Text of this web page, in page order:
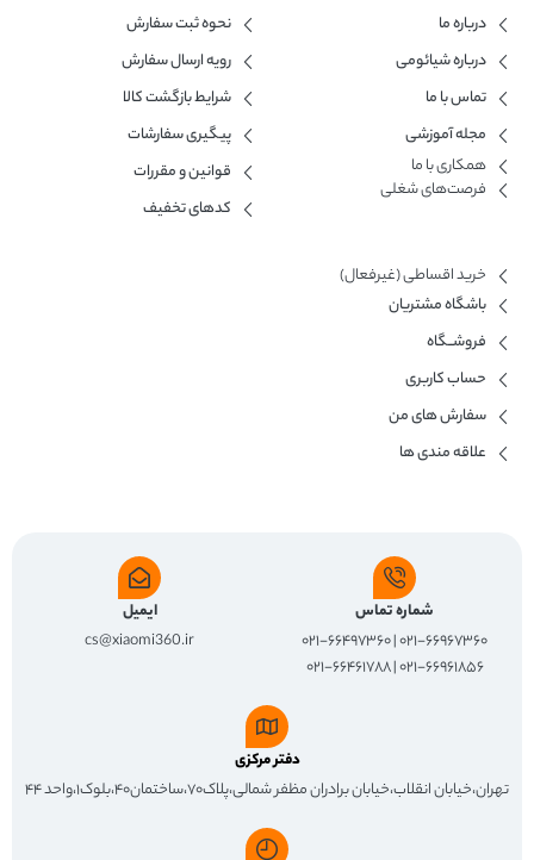
درباره ما
درباره شیائومی
تماس با ما
مجله آموزشی
همکاری با ما​
فرصت‌های شغلی
نحوه ثبت سفارش
رویه ارسال سفارش
شرایط بازگشت کالا
پیگیری سفارشات
قوانین و مقررات
کدهای تخفیف
خرید اقساطی (غیرفعال)
باشگاه مشتریان
فروشــگاه
حساب کاربری
سفارش های من
علاقه مندی ها
شماره تماس
۰۲۱-۶۶۹۶۷۳۶۰ | ۰۲۱-۶۶۴۹۷۳۶۰
۰۲۱-۶۶۹۶۱۸۵۶ | ۰۲۱-۶۶۴۶۱۷۸۸
ایمیل
cs@xiaomi360.ir
دفتر مرکزی
تهران،خیابان انقلاب،خیابان برادران مظفر شمالی،پلاک۷۰،ساختمان۴۰،بلوک۱،واحد ۴۴